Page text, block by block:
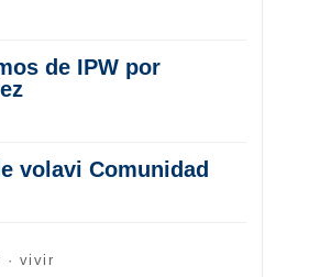
de IPW por
volavi Comunidad
· vivir